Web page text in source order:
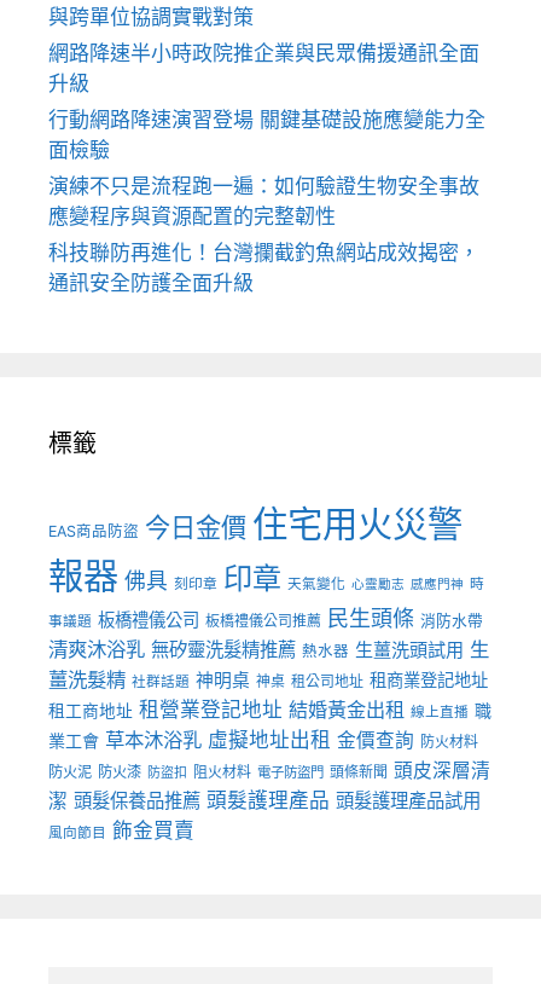
與跨單位協調實戰對策
網路降速半小時政院推企業與民眾備援通訊全面
升級
行動網路降速演習登場 關鍵基礎設施應變能力全
面檢驗
演練不只是流程跑一遍：如何驗證生物安全事故
應變程序與資源配置的完整韌性
科技聯防再進化！台灣攔截釣魚網站成效揭密，
通訊安全防護全面升級
標籤
EAS商品防盜 今日金價 住宅用火災警
報器 佛具 刻印章 印章 天氣變化 心靈勵志 感應門神 時
事議題 板橋禮儀公司 板橋禮儀公司推薦 民生頭條 消防水帶
清爽沐浴乳 無矽靈洗髮精推薦 熱水器 生薑洗頭試用 生
薑洗髮精 社群話題 神明桌 神桌 租公司地址 租商業登記地址
租工商地址 租營業登記地址 結婚黃金出租 線上直播 職
業工會 草本沐浴乳 虛擬地址出租 金價查詢 防火材料
防火泥 防火漆 防盜扣 阻火材料 電子防盜門 頭條新聞 頭皮深層清
潔 頭髮保養品推薦 頭髮護理產品 頭髮護理產品試用
風向節目 飾金買賣